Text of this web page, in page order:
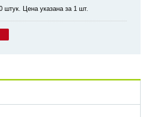
штук. Цена указана за 1 шт.